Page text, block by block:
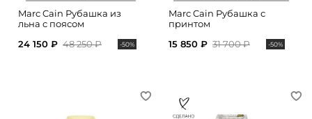
Marc Cain Рубашка из
льна с поясом
24 150 ₽ 48 250 ₽ -50%
Marc Cain Рубашка с
принтом
15 850 ₽ 31 700 ₽ -50%